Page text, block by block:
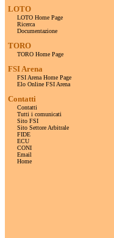
LOTO
LOTO Home Page
Ricerca
Documentazione
TORO
TORO Home Page
FSI Arena
FSI Arena Home Page
Elo Online FSI Arena
Contatti
Contatti
Tutti i comunicati
Sito FSI
Sito Settore Arbitrale
FIDE
ECU
CONI
Email
Home